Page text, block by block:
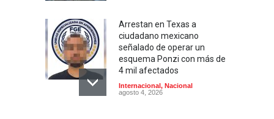
Arrestan en Texas a
ciudadano mexicano
señalado de operar un
esquema Ponzi con más de
4 mil afectados
Internacional, Nacional
agosto 4, 2026